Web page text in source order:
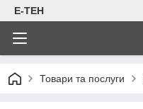
Е-ТЕН
Товари та послуги